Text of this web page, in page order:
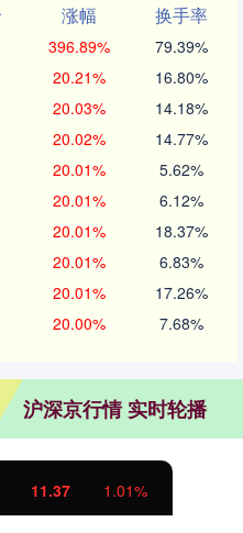
涨幅
换手率
396.89% 79.39%
20.21% 16.80%
20.03% 14.18%
20.02% 14.77%
20.01% 5.62%
20.01% 6.12%
20.01% 18.37%
20.01% 6.83%
20.01% 17.26%
20.00% 7.68%
沪深京行情 实时轮播
11.37 1.01%